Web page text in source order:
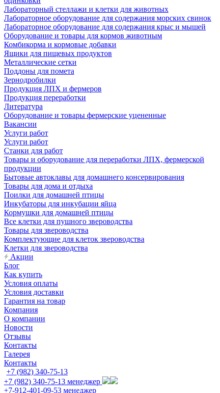
Лабораторный стеллажи и клетки для животных
Лабораторное оборудование для содержания морских свинок
Лабораторное оборудование для содержания крыс и мышей
Оборудование и товары для кормов животным
Комбикорма и кормовые добавки
Ящики для пищевых продуктов
Металлические сетки
Поддоны для помета
Зернодробилки
Продукция ЛПХ и фермеров
Продукция переработки
Литература
Оборудование и товары фермерские уцененные
Вакансии
Услуги работ
Услуги работ
Станки для работ
Товары и оборудование для переработки ЛПХ, фермерской
продукции
Бытовые автоклавы для домашнего консервирования
Товары для дома и отдыха
Поилки для домашней птицы
Инкубаторы для инкубации яйца
Кормушки для домашней птицы
Все клетки для пушного звероводства
Товары для звероводства
Комплектующие для клеток звероводства
Клетки для звероводства
Акции
Блог
Как купить
Условия оплаты
Условия доставки
Гарантия на товар
Компания
О компании
Новости
Отзывы
Контакты
Галерея
Контакты
+7 (982) 340-75-13
+7 (982) 340-75-13 менеджер
+7-912-401-09-53 менеджер